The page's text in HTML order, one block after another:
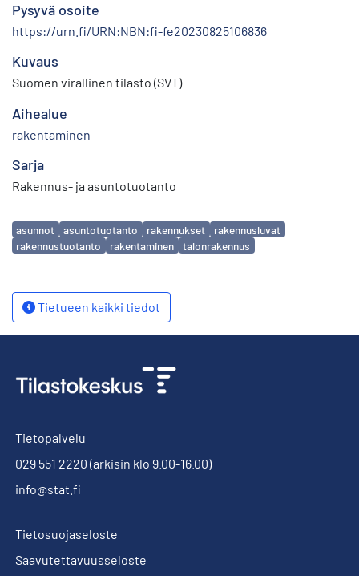
Pysyvä osoite
https://urn.fi/URN:NBN:fi-fe20230825106836
Kuvaus
Suomen virallinen tilasto (SVT)
Aihealue
rakentaminen
Sarja
Rakennus- ja asuntotuotanto
Avainsanat
asunnot asuntotuotanto rakennukset
rakennusluvat
rakennustuotanto
rakentaminen talonrakennus
Tietueen kaikki tiedot
Tietopalvelu
029 551 2220 (arkisin klo 9.00-16.00)
info@stat.fi
Tietosuojaseloste
Saavutettavuusseloste